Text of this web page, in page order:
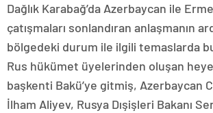
Dağlık Karabağ’da Azerbaycan ile
çatışmaları sonlandıran anlaşmanın
bölgedeki durum ile ilgili temaslarda
Rus hükümet üyelerinden oluşan
başkenti Bakü’ye gitmiş, Azerbaycan
İlham Aliyev, Rusya Dışişleri Bakanı